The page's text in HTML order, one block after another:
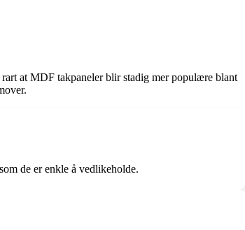
at MDF takpaneler blir stadig mer populære blant
de er enkle å vedlikeholde.